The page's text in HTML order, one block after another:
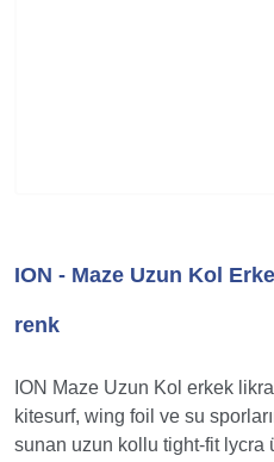
ION - Maze Uzun Kol
renk
ION Maze Uzun Kol erkek
kitesurf, wing foil ve su
sunan uzun kollu tight‑fit